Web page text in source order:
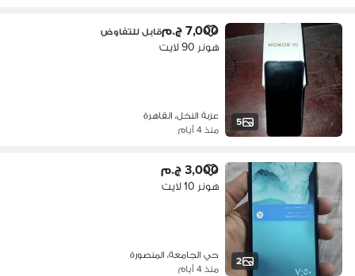
5
7,000 ج.م قابل للتفاوض
هونر 90 لايت
عزبة النخل، القاهرة
منذ 4 أيام
2
3,000 ج.م
هونر 10 لايت
حي الجامعة، المنصورة
منذ 4 أيام